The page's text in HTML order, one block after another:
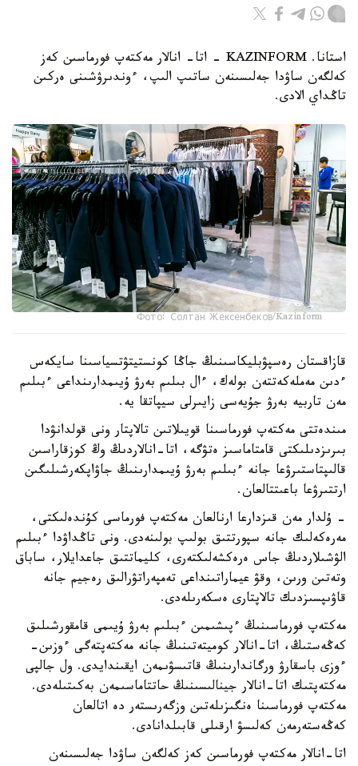
استانا. KAZINFORM - اتا- انالار مەكتەپ فورماسىن كەز
كەلگەن ساۋدا جەلىسىنەن ساتىپ الىپ، ءوندىرۋشىنى ەركىن
تاڭداي الادى.
Фото: Солтан Жексенбеков/Kazinform
قازاقستان رەسپۋبليكاسىنىڭ جاڭا كونستيتۋتسياسىنا سايكەس
ءدىن مەملەكەتتەن بولەك، ءال بىلىم بەرۋ ۇيىمدارىنداعى ءبىلىم
مەن تاربيە بەرۋ جۇيەسى زايىرلى سيپاتقا يە.
مىندەتتى مەكتەپ فورماسىنا قويىلاتىن تالاپتار ونى قولدانۋدا
بىرىزدىلىكتى قامتاماسىز ەتۋگە، اتا-انالاردىڭ وڭ كوزقاراسىن
قالىپتاستىرۋعا جانە ءبىلىم بەرۋ ۇيىمدارىنىڭ جاۋاپكەرشىلىگىن
ارتتىرۋعا باعىتتالعان.
- ۇلدار مەن قىزدارعا ارنالعان مەكتەپ فورماسى كۇندەلىكتى،
مەرەكەلىك جانە سپورتتىق بولىپ بولىنەدى. ونى تاڭداۋدا ءبىلىم
الۋشىلاردىڭ جاس ەرەكشەلىكتەرى، كليماتتىق جاعدايلار، ساباق
وتەتىن ورىن، وقۋ عيماراتىنداعى تەمپەراتۋرالىق رەجيم جانە
قاۋىپسىزدىك تالاپتارى ەسكەرىلەدى.
مەكتەپ فورماسىنىڭ ءپىشىمىن ءبىلىم بەرۋ ۇيىمى قامقورشىلىق
كەڭەستىڭ، اتا-انالار كوميتەتىنىڭ جانە مەكتەپتەگى ءوزىن-
ءوزى باسقارۋ ورگاندارىنىڭ قاتىسۋىمەن ايقىندايدى. ول جالپى
مەكتەپتىك اتا-انالار جينالىسىنىڭ حاتتاماسىمەن بەكىتىلەدى.
مەكتەپ فورماسىنا ەنگىزىلەتىن وزگەرىستەر دە اتالعان
كەڭەستەرمەن كەلىسۋ ارقىلى قابىلدانادى.
اتا-انالار مەكتەپ فورماسىن كەز كەلگەن ساۋدا جەلىسىنەن